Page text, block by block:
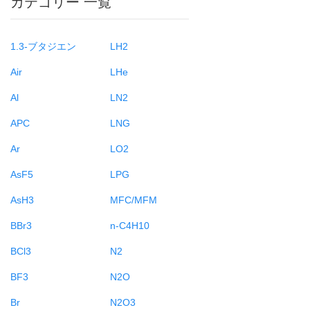
1.3-ブタジエン
Air
Al
APC
Ar
AsF5
AsH3
BBr3
BCl3
BF3
Br
LH2
LHe
LN2
LNG
LO2
LPG
MFC/MFM
n-C4H10
N2
N2O
N2O3